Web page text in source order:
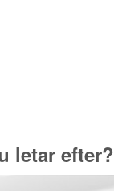
letar efter?